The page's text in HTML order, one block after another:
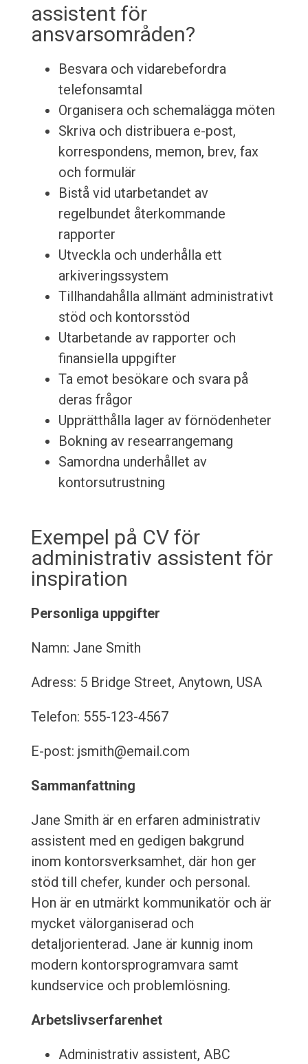
assistent för
ansvarsområden?
Besvara och vidarebefordra
telefonsamtal
Organisera och schemalägga möten
Skriva och distribuera e-post,
korrespondens, memon, brev, fax
och formulär
Bistå vid utarbetandet av
regelbundet återkommande
rapporter
Utveckla och underhålla ett
arkiveringssystem
Tillhandahålla allmänt administrativt
stöd och kontorsstöd
Utarbetande av rapporter och
finansiella uppgifter
Ta emot besökare och svara på
deras frågor
Upprätthålla lager av förnödenheter
Bokning av researrangemang
Samordna underhållet av
kontorsutrustning
Exempel på CV för
administrativ assistent för
inspiration
Personliga uppgifter
Namn: Jane Smith
Adress: 5 Bridge Street, Anytown, USA
Telefon: 555-123-4567
E-post: jsmith@email.com
Sammanfattning
Jane Smith är en erfaren administrativ
assistent med en gedigen bakgrund
inom kontorsverksamhet, där hon ger
stöd till chefer, kunder och personal.
Hon är en utmärkt kommunikatör och är
mycket välorganiserad och
detaljorienterad. Jane är kunnig inom
modern kontorsprogramvara samt
kundservice och problemlösning.
Arbetslivserfarenhet
Administrativ assistent, ABC